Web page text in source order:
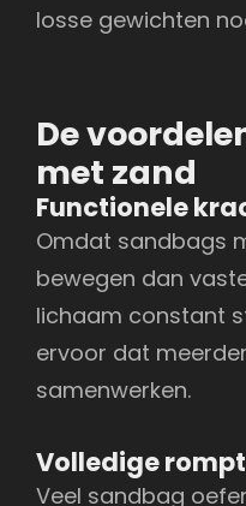
losse gewichten
De
met zand
Functionele
Omdat sandbags
bewegen dan
lichaam constant
ervoor dat
samenwerken.
Volledige
Veel sandbag